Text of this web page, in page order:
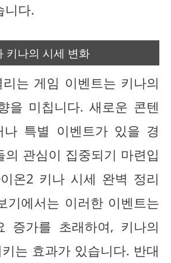
니다.
키나의 시세 변화
는 게임 이벤트는 키나의
을 미칩니다. 새로운 콘텐
나 특별 이벤트가 있을 경
의 관심이 집중되기 마련입
온2 키나 시세 완벽 정리
기에서는 이러한 이벤트는
증가를 초래하여, 키나의
는 효과가 있습니다. 반대